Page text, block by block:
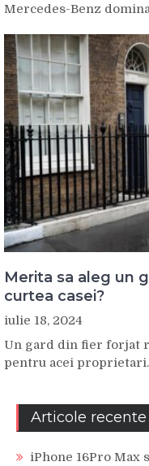
Mercedes-Benz
Merita sa aleg un
curtea casei?
iulie 18, 2024
Un gard din fier forjat
pentru acei
Articole recente
iPhone 16Pro Max